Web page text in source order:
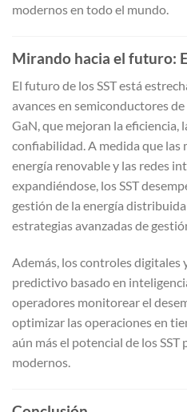
modernos en todo el mundo.
Mirando hacia el futuro:
El futuro de los SST está
avances en semiconductores
GaN, que mejoran la eficiencia,
confiabilidad. A medida que las
energía renovable y las redes
expandiéndose, los SST
gestión de la energía
estrategias avanzadas de
Además, los controles digitales
predictivo basado en
operadores monitorear el
optimizar las operaciones en
aún más el potencial de los SST
modernos.